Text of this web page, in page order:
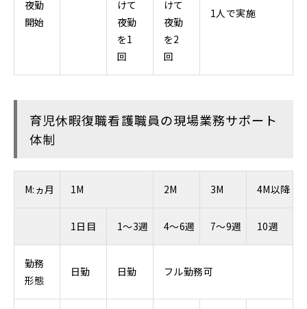
夜勤
開始
けて
夜勤
を1
回
けて
夜勤
を2
回
1人で実施
育児休暇復職看護職員の現場業務サポート
体制
M:ヵ月 1M 2M 3M 4M以降
1日目 1～3週 4～6週 7～9週 10週
勤務
形態
日勤 日勤 フル勤務可